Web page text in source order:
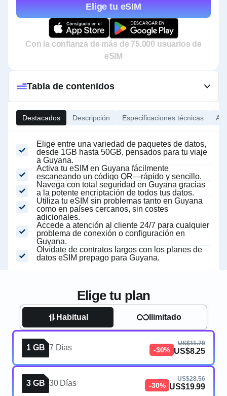
Elige tu eSIM
Con la confianza de más de 75.000 usuarios de
eSIM
Destacados Descripción Especificaciones técnicas
Elige entre una variedad de paquetes de datos,
desde 1GB hasta 50GB, pensados para tu viaje
a Guyana.
Activa tu eSIM en Guyana fácilmente
escaneando un código QR—rápido y sencillo.
Navega con total seguridad en Guyana gracias
a la potente encriptación de todos tus datos.
Utiliza tu eSIM sin problemas tanto en Guyana
como en países cercanos, sin costes
adicionales.
Accede a atención al cliente 24/7 para cualquier
problema de conexión o configuración en
Guyana.
Olvídate de contratos largos con los planes de
datos eSIM prepago para Guyana.
Tabla de contenidos
Elige tu plan
Habitual Ilimitado
1 GB 7 Días -30%
US$11.79
US$8.25
3 GB 30 Días -30%
US$28.56
US$19.99